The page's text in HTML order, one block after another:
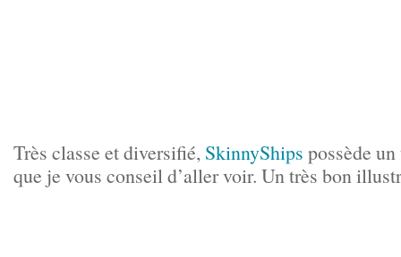
Très classe et diversifié, SkinnyShips possède
que je vous conseil d’aller voir. Un très bon